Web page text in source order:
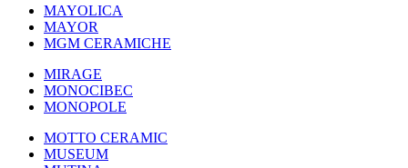
MAYOLICA
MAYOR
MGM CERAMICHE
MIRAGE
MONOCIBEC
MONOPOLE
MOTTO CERAMIC
MUSEUM